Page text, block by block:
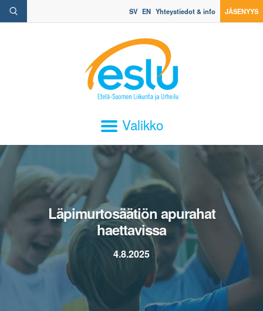
SV EN Yhteystiedot & info JÄSENYYS
Valikko
Läpimurtosäätiön apurahat
haettavissa
4.8.2025